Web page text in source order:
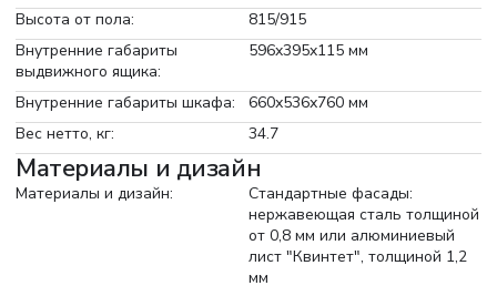
Высота от пола:
815/915
Внутренние габариты
выдвижного ящика:
596x395x115 мм
Внутренние габариты шкафа:
660х536х760 мм
Вес нетто, кг:
34.7
Материалы и дизайн
Материалы и дизайн:
Стандартные фасады:
нержавеющая сталь толщиной
от 0,8 мм или алюминиевый
лист "Квинтет", толщиной 1,2
мм